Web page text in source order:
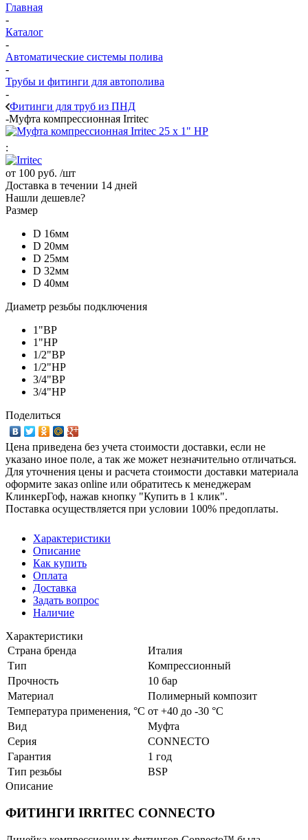
Главная
-
Каталог
-
Автоматические системы полива
-
Трубы и фитинги для автополива
-
Фитинги для труб из ПНД
-Муфта компрессионная Irritec
:
от 100 руб. /шт
Доставка в течении 14 дней
Нашли дешевле?
Размер
D 16мм
D 20мм
D 25мм
D 32мм
D 40мм
Диаметр резьбы подключения
1"ВР
1"НР
1/2"ВР
1/2"НР
3/4"ВР
3/4"НР
Поделиться
Цена приведена без учета стоимости доставки, если не
указано иное поле, а так же может незначительно отличаться.
Для уточнения цены и расчета стоимости доставки материала
оформите заказ online или обратитесь к менеджерам
КлинкерГоф, нажав кнопку "Купить в 1 клик".
Поставка осуществляется при условии 100% предоплаты.
Характеристики
Описание
Как купить
Оплата
Доставка
Задать вопрос
Наличие
Характеристики
Страна бренда
Италия
Тип
Компрессионный
Прочность
10 бар
Материал
Полимерный композит
Температура применения, °С от +40 до -30 °С
Вид
Муфта
Серия
CONNECTO
Гарантия
1 год
Тип резьбы
BSP
Описание
ФИТИНГИ IRRITEC CONNECTO